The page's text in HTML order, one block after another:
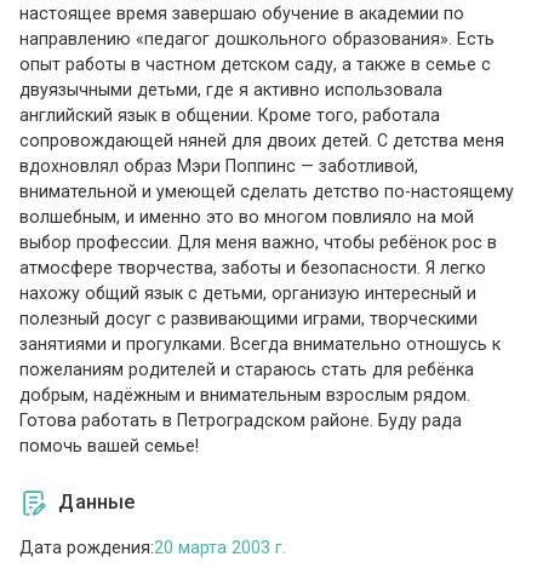
настоящее время завершаю обучение в академии по
направлению «педагог дошкольного образования». Есть
опыт работы в частном детском саду, а также в семье с
двуязычными детьми, где я активно использовала
английский язык в общении. Кроме того, работала
сопровождающей няней для двоих детей. С детства меня
вдохновлял образ Мэри Поппинс — заботливой,
внимательной и умеющей сделать детство по-настоящему
волшебным, и именно это во многом повлияло на мой
выбор профессии. Для меня важно, чтобы ребёнок рос в
атмосфере творчества, заботы и безопасности. Я легко
нахожу общий язык с детьми, организую интересный и
полезный досуг с развивающими играми, творческими
занятиями и прогулками. Всегда внимательно отношусь к
пожеланиям родителей и стараюсь стать для ребёнка
добрым, надёжным и внимательным взрослым рядом.
Готова работать в Петроградском районе. Буду рада
помочь вашей семье!
Данные
Дата рождения:20 марта 2003 г.